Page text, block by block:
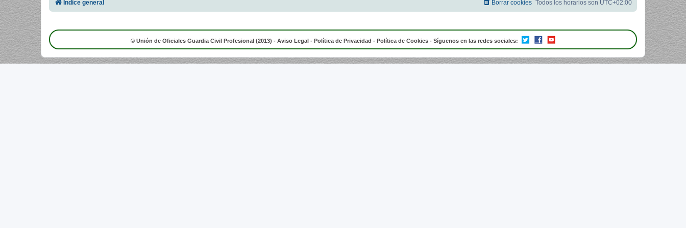
Índice general Todos los horarios son UTC+02:00
Borrar cookies
© Unión de Oficiales Guardia Civil Profesional (2013) - Aviso Legal - Política de Privacidad - Política de Cookies - Síguenos en las redes sociales: